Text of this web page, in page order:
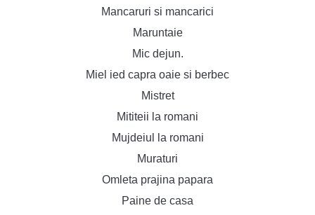
Mancaruri si mancarici
Maruntaie
Mic dejun.
Miel ied capra oaie si berbec
Mistret
Mititeii la romani
Mujdeiul la romani
Muraturi
Omleta prajina papara
Paine de casa